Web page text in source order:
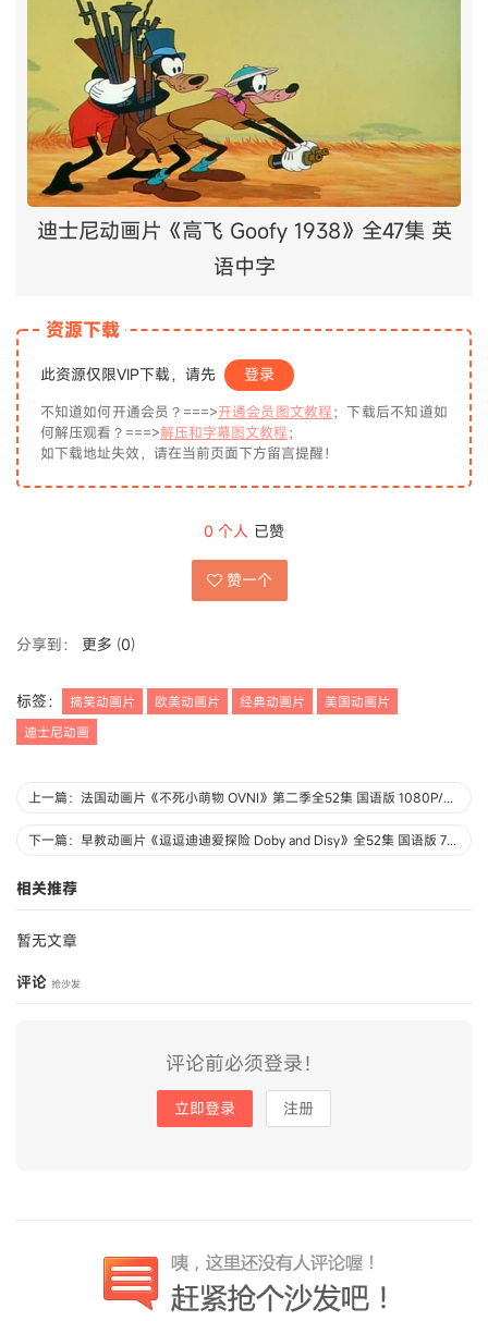
迪士尼动画片《高飞 Goofy 1938》全47集 英
语中字
资源下载
此资源仅限VIP下载，请先 登录
不知道如何开通会员？===>开通会员图文教程；下载后不知道如
何解压观看？===>解压和字幕图文教程；
如下载地址失效，请在当前页面下方留言提醒！
0 个人 已赞
赞一个
分享到： 更多 (0)
标签： 搞笑动画片 欧美动画片 经典动画片
美国动画片
迪士尼动画
上一篇：法国动画片《不死小萌物 OVNI》第二季全52集 国语版 1080P/MP4/2.22G 动画片下载
下一篇：早教动画片《逗逗迪迪爱探险 Doby and Disy》全52集 国语版 720P/MP4/12.7G 动画片逗逗迪迪爱探险下载
相关推荐
暂无文章
评论 抢沙发
评论前必须登录！
立即登录 注册